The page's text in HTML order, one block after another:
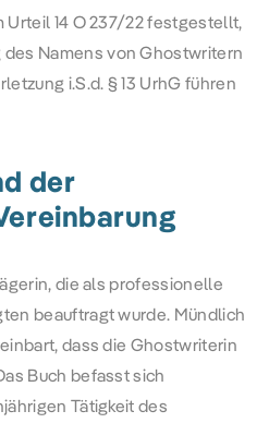
Urteil 14 O 237/22festgestellt,
Namens von Ghostwritern
i.S.d. § 13 UrhG führen
der
die als professionelle
beauftragt wurde. Mündlich
dass die Ghostwriterin
Buch befasst sich
Tätigkeit des